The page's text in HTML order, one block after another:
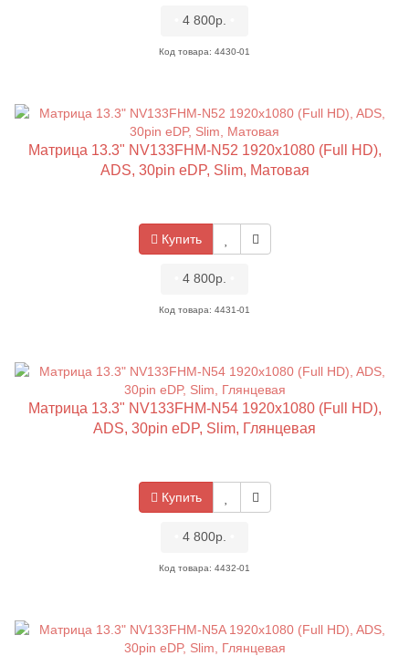
4 800р.
Код товара: 4430-01
Матрица 13.3" NV133FHM-N52 1920x1080 (Full HD),
ADS, 30pin eDP, Slim, Матовая
Купить
4 800р.
Код товара: 4431-01
Матрица 13.3" NV133FHM-N54 1920x1080 (Full HD),
ADS, 30pin eDP, Slim, Глянцевая
Купить
4 800р.
Код товара: 4432-01